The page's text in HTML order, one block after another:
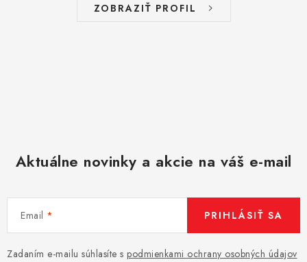
ZOBRAZIŤ PROFIL
Aktuálne novinky a akcie na váš e-mail
Email
Zadaním e-mailu súhlasíte s podmienkami ochrany osobných údajov
PRIHLÁSIŤ SA